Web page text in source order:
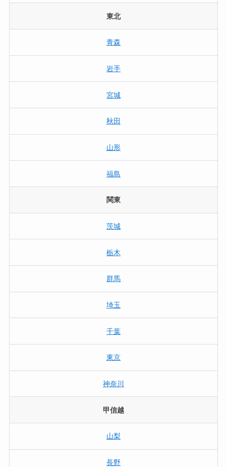
東北
青森
岩手
宮城
秋田
山形
福島
関東
茨城
栃木
群馬
埼玉
千葉
東京
神奈川
甲信越
山梨
長野